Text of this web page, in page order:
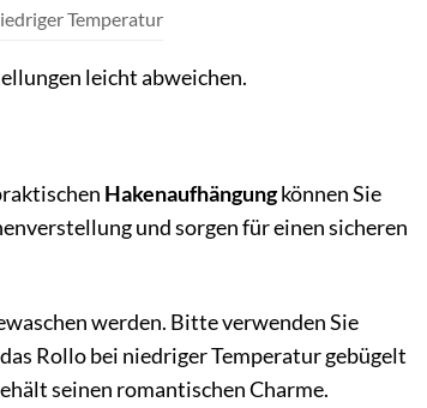
Temperatur
leicht abweichen.
Hakenaufhängungkönnen Sie
und sorgen für einen sicheren
werden. Bitte verwenden Sie
Rollo bei niedriger Temperatur gebügelt
seinen romantischen Charme.